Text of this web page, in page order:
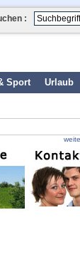
:
Sport Urlaub